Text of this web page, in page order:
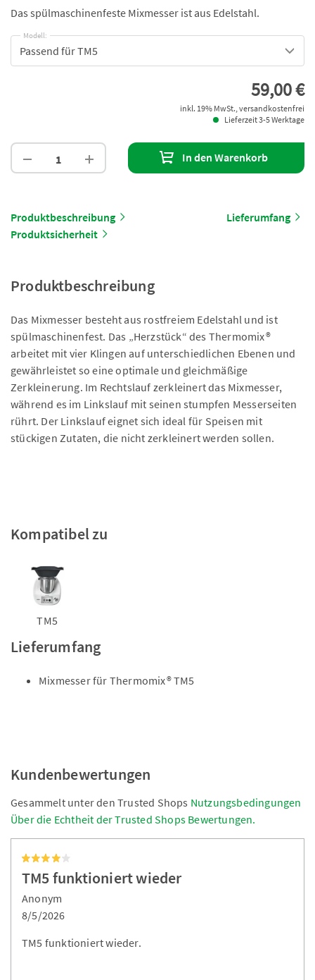
Das spülmaschinenfeste Mixmesser ist aus Edelstahl.
Modell:
Passend für TM5
59,00 €
inkl. 19% MwSt., versandkostenfrei
Lieferzeit 3-5 Werktage
In den Warenkorb
Produktbeschreibung
Lieferumfang
Produktsicherheit
Produktbeschreibung
Das Mixmesser besteht aus rostfreiem Edelstahl und ist
spülmaschinenfest. Das „Herzstück“ des Thermomix®
arbeitet mit vier Klingen auf unterschiedlichen Ebenen und
gewährleistet so eine optimale und gleichmäßige
Zerkleinerung. Im Rechtslauf zerkleinert das Mixmesser,
während es im Linkslauf mit seinen stumpfen Messerseiten
rührt. Der Linkslauf eignet sich ideal für Speisen mit
stückigen Zutaten, die nicht zerkleinert werden sollen.
Kompatibel zu
TM5
Lieferumfang
Mixmesser für Thermomix® TM5
Kundenbewertungen
Gesammelt unter den Trusted Shops Nutzungsbedingungen
Über die Echtheit der Trusted Shops Bewertungen.
TM5 funktioniert wieder
Anonym
8/5/2026
TM5 funktioniert wieder.